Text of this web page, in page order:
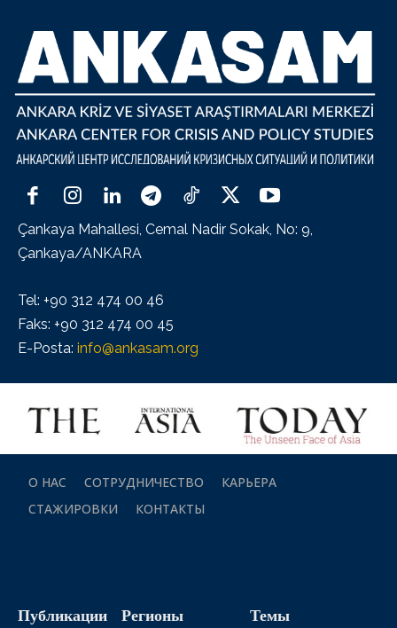
Çankaya Mahallesi, Cemal Nadir Sokak, No: 9,
Çankaya/ANKARA
Tel: +90 312 474 00 46
Faks: +90 312 474 00 45
E-Posta: info@ankasam.org
О НАС СОТРУДНИЧЕСТВО
КАРЬЕРА
СТАЖИРОВКИ
КОНТАКТЫ
Публикации Регионы Темы